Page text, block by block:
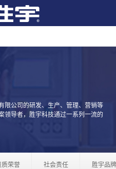
限公司的研发、生产、管理、营销等
领导者，胜宇科技通过一系列一流的
质荣誉 社会责任 胜宇品牌